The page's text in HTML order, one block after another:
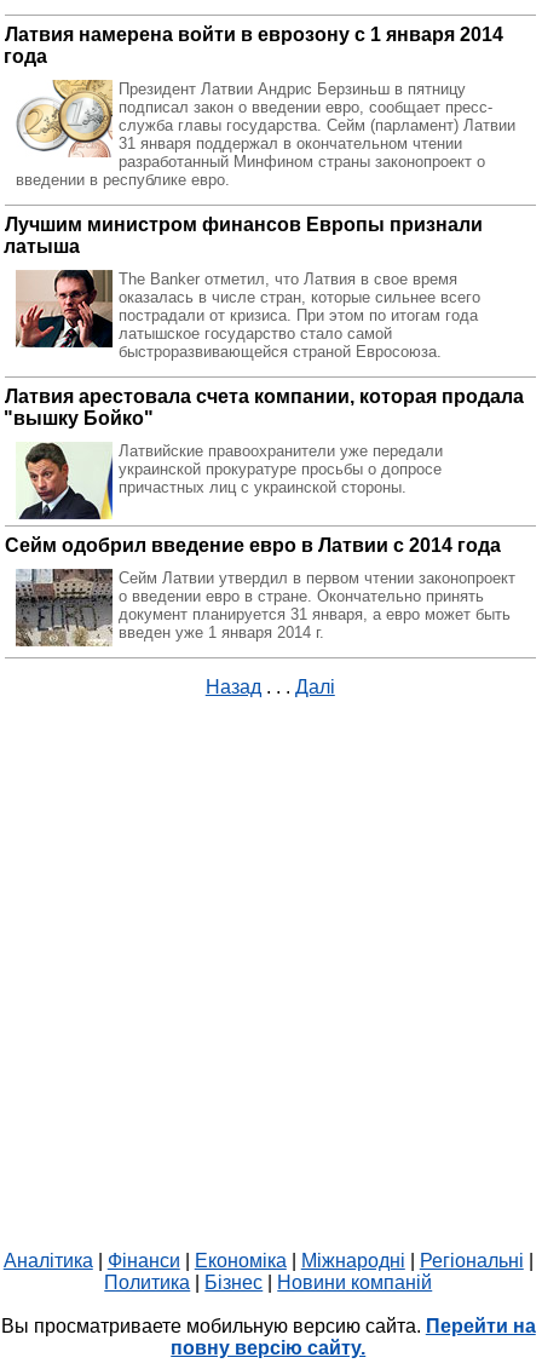
Латвия намерена войти в еврозону с 1 января 2014
года
Президент Латвии Андрис Берзиньш в пятницу
подписал закон о введении евро, сообщает пресс-
служба главы государства. Сейм (парламент) Латвии
31 января поддержал в окончательном чтении
разработанный Минфином страны законопроект о
введении в республике евро.
Лучшим министром финансов Европы признали
латыша
The Banker отметил, что Латвия в свое время
оказалась в числе стран, которые сильнее всего
пострадали от кризиса. При этом по итогам года
латышское государство стало самой
быстроразвивающейся страной Евросоюза.
Латвия арестовала счета компании, которая продала
"вышку Бойко"
Латвийские правоохранители уже передали
украинской прокуратуре просьбы о допросе
причастных лиц с украинской стороны.
Сейм одобрил введение евро в Латвии с 2014 года
Сейм Латвии утвердил в первом чтении законопроект
о введении евро в стране. Окончательно принять
документ планируется 31 января, а евро может быть
введен уже 1 января 2014 г.
Назад . . . Далі
Аналітика Фінанси Економіка Міжнародні Регіональні
Политика
Бізнес Новини компаній
Вы просматриваете мобильную версию сайта. Перейти на
повну версію сайту.